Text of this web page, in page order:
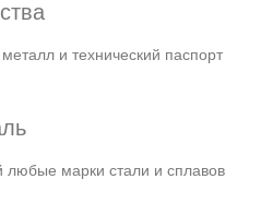
и технический паспорт
любые марки стали и сплавов